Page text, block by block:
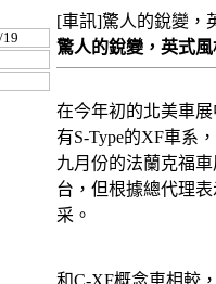
[車訊]驚人的銳變，
驚人的銳變，英式
在今年初的北美車
有S-Type的XF車系
九月份的法蘭克福
台，但根據總代理
采。